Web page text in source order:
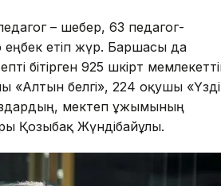
– шебер, 63 педагог-
етіп жүр. Баршасы да
бітірген 925 шәкірт
«Алтын белгі», 224 оқушы
мектеп ұжымының
Қозыбақ Жүндібайұлы.